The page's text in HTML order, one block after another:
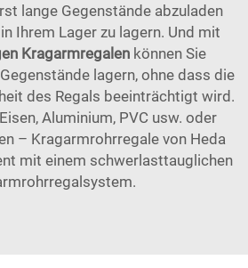
lange Gegenstände abzuladen
Ihrem Lager zu lagern. Und mit
Kragarmregalen können Sie
lagern, ohne dass die
des Regals beeinträchtigt wird.
Aluminium, PVC usw. oder
– Kragarmrohrregale von Heda
mit einem schwerlasttauglichen